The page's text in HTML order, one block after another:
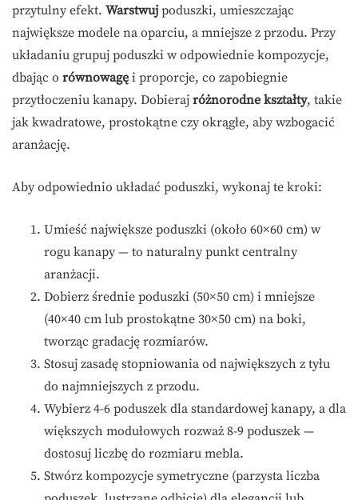
przytulny efekt. Warstwuj poduszki, umieszczając
największe modele na oparciu, a mniejsze z przodu. Przy
układaniu grupuj poduszki w odpowiednie kompozycje,
dbając o równowagę i proporcje, co zapobiegnie
przytłoczeniu kanapy. Dobieraj różnorodne kształty, takie
jak kwadratowe, prostokątne czy okrągłe, aby wzbogacić
aranżację.
Aby odpowiednio układać poduszki, wykonaj te kroki:
Umieść największe poduszki (około 60×60 cm) w
rogu kanapy — to naturalny punkt centralny
aranżacji.
Dobierz średnie poduszki (50×50 cm) i mniejsze
(40×40 cm lub prostokątne 30×50 cm) na boki,
tworząc gradację rozmiarów.
Stosuj zasadę stopniowania od największych z tyłu
do najmniejszych z przodu.
Wybierz 4-6 poduszek dla standardowej kanapy, a dla
większych modułowych rozważ 8-9 poduszek —
dostosuj liczbę do rozmiaru mebla.
Stwórz kompozycje symetryczne (parzysta liczba